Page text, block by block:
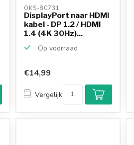
OKS-80731
DisplayPort naar HDMI
kabel - DP 1.2 / HDMI
1.4 (4K 30Hz)...
Op voorraad
€14,99
Vergelijk